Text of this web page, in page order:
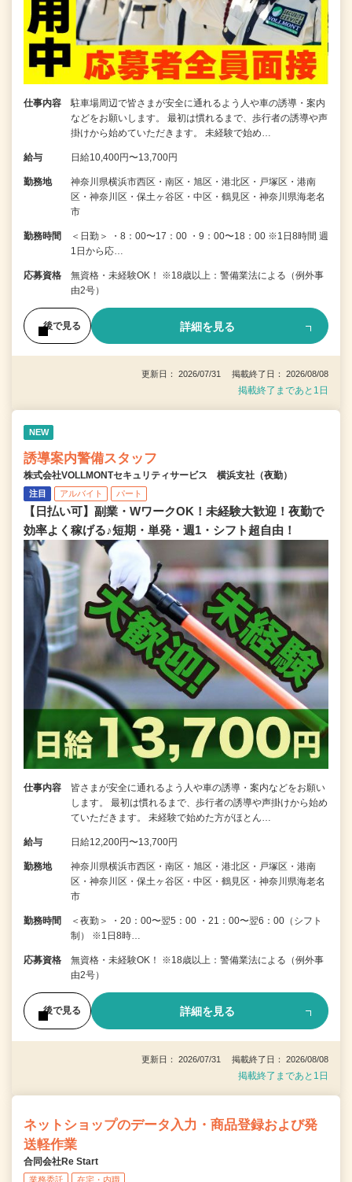
仕事内容
駐車場周辺で皆さまが安全に通れるよう人や車の誘導・案内
などをお願いします。 最初は慣れるまで、歩行者の誘導や声
掛けから始めていただきます。 未経験で始め…
給与 日給10,400円〜13,700円
勤務地
神奈川県横浜市西区・南区・旭区・港北区・戸塚区・港南
区・神奈川区・保土ヶ谷区・中区・鶴見区・神奈川県海老名
市
勤務時間
＜日勤＞ ・8：00〜17：00 ・9：00〜18：00 ※1日8時間 週
1日から応…
応募資格
無資格・未経験OK！ ※18歳以上：警備業法による（例外事
由2号）
後で見る 詳細を見る
更新日： 2026/07/31 掲載終了日： 2026/08/08
掲載終了まであと1日
NEW
誘導案内警備スタッフ
株式会社VOLLMONTセキュリティサービス 横浜支社（夜勤）
注目 アルバイト パート
【日払い可】副業・WワークOK！未経験大歓迎！夜勤で
効率よく稼げる♪短期・単発・週1・シフト超自由！
仕事内容
皆さまが安全に通れるよう人や車の誘導・案内などをお願い
します。 最初は慣れるまで、歩行者の誘導や声掛けから始め
ていただきます。 未経験で始めた方がほとん…
給与 日給12,200円〜13,700円
勤務地
神奈川県横浜市西区・南区・旭区・港北区・戸塚区・港南
区・神奈川区・保土ヶ谷区・中区・鶴見区・神奈川県海老名
市
勤務時間
＜夜勤＞ ・20：00〜翌5：00 ・21：00〜翌6：00（シフト
制） ※1日8時…
応募資格
無資格・未経験OK！ ※18歳以上：警備業法による（例外事
由2号）
後で見る 詳細を見る
更新日： 2026/07/31 掲載終了日： 2026/08/08
掲載終了まであと1日
ネットショップのデータ入力・商品登録および発
送軽作業
合同会社Re Start
業務委託 在宅・内職